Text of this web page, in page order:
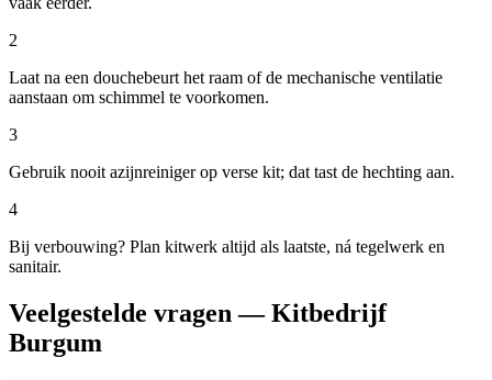
2
Laat na een douchebeurt het raam of de mechanische ventilatie
aanstaan om schimmel te voorkomen.
3
Gebruik nooit azijnreiniger op verse kit; dat tast de hechting aan.
4
Bij verbouwing? Plan kitwerk altijd als laatste, ná tegelwerk en
sanitair.
Veelgestelde vragen — Kitbedrijf
Burgum